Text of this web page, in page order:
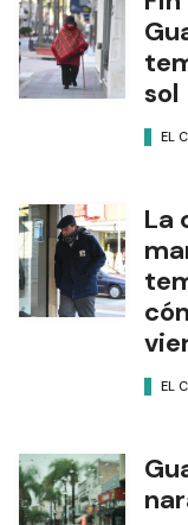
sol
EL
La
EL